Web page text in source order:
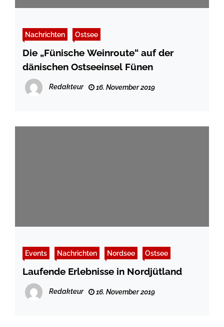
Nachrichten Ostsee
Die „Fünische Weinroute“ auf der
dänischen Ostseeinsel Fünen
Redakteur 16. November 2019
Events Nachrichten Nordsee Ostsee
Laufende Erlebnisse in Nordjütland
Redakteur 16. November 2019